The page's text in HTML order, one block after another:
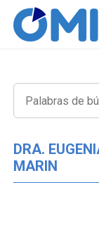
DRA.
MARIN